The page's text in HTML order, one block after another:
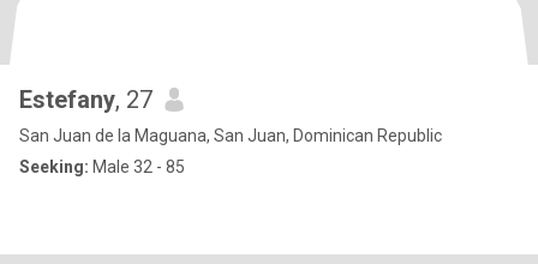
Estefany, 27
San Juan de la Maguana, San Juan, Dominican Republic
Seeking: Male 32 - 85